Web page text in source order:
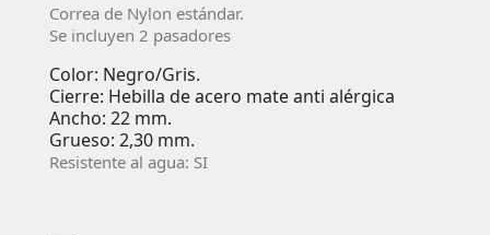
Correa de Nylon estándar.
Se incluyen 2 pasadores
Color: Negro/Gris.
Cierre: Hebilla de acero mate anti alérgica
Ancho: 22 mm.
Grueso: 2,30 mm.
Resistente al agua: SI